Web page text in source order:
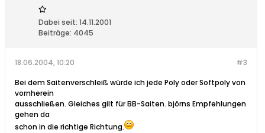
Dabei seit: 14.11.2001
Beiträge: 4045
#3
18.06.2004, 10:20
Bei dem Saitenverschleiß würde ich jede Poly oder Softpoly von
vornherein
ausschließen. Gleiches gilt für BB-Saiten. björns Empfehlungen
gehen da
schon in die richtige Richtung.